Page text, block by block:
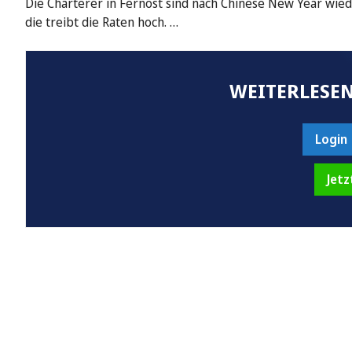
die treibt die Raten hoch. …
Login